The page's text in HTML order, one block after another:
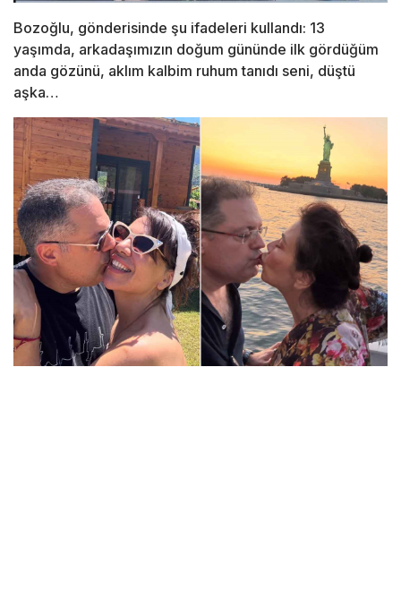
Bozoğlu, gönderisinde şu ifadeleri kullandı: 13
yaşımda, arkadaşımızın doğum gününde ilk gördüğüm
anda gözünü, aklım kalbim ruhum tanıdı seni, düştü
aşka…